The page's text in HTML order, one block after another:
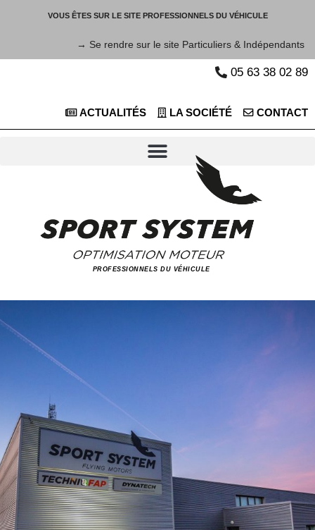
VOUS ÊTES SUR LE SITE PROFESSIONNELS DU VÉHICULE
→ Se rendre sur le site Particuliers & Indépendants
PROFESSIONNELS DU VÉHICULE
05 63 38 02 89
ACTUALITÉS LA SOCIÉTÉ CONTACT